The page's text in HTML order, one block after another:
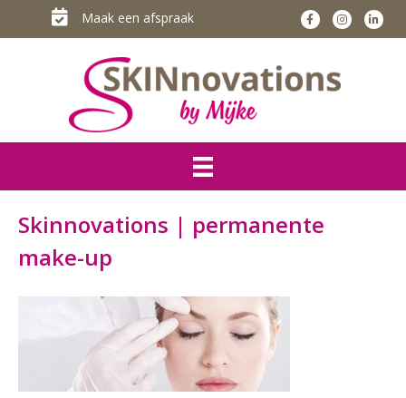
Maak een afspraak
Skinnovations | permanente
make-up